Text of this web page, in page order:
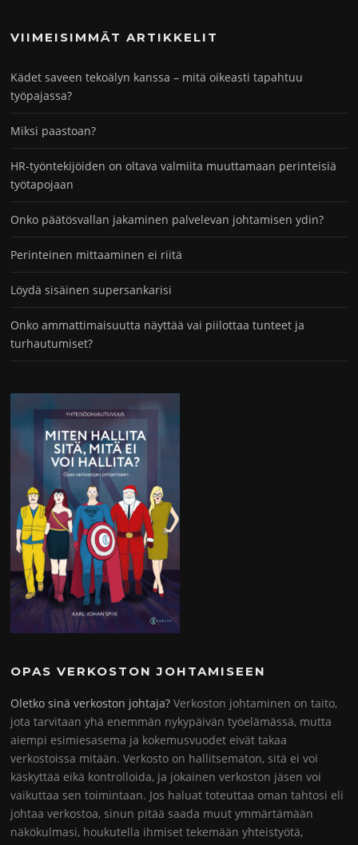
VIIMEISIMMÄT ARTIKKELIT
Kädet saveen tekoälyn kanssa – mitä oikeasti tapahtuu
työpajassa?
Miksi paastoan?
HR-työntekijöiden on oltava valmiita muuttamaan perinteisiä
työtapojaan
Onko päätösvallan jakaminen palvelevan johtamisen ydin?
Perinteinen mittaaminen ei riitä
Löydä sisäinen supersankarisi
Onko ammattimaisuutta näyttää vai piilottaa tunteet ja
turhautumiset?
OPAS VERKOSTON JOHTAMISEEN
Oletko sinä verkoston johtaja? Verkoston johtaminen on taito,
jota tarvitaan yhä enemmän nykypäivän työelämässä, mutta
aiempi esimiesasema ja kokemusvuodet eivät takaa
verkostoissa mitään. Verkosto on hallitsematon, sitä ei voi
käskyttää eikä kontrolloida, ja jokainen verkoston jäsen voi
vaikuttaa sen toimintaan. Jos haluat toteuttaa oman tahtosi eli
johtaa verkostoa, sinun pitää saada muut ymmärtämään
näkökulmasi, houkutella ihmiset tekemään yhteistyötä,